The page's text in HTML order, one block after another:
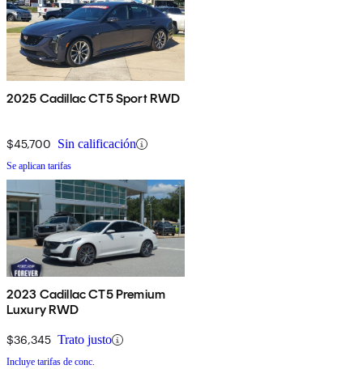
2025 Cadillac CT5 Sport RWD
$45,700 Sin calificación
Se aplican tarifas
2023 Cadillac CT5 Premium
Luxury RWD
$36,345 Trato justo
Incluye tarifas de conc.